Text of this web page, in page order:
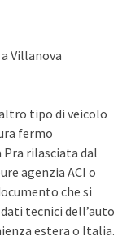
Villanova
tipo di veicolo
fermo
rilasciata dal
agenzia ACI o
che si
tecnici dell’auto
estera o Italia.